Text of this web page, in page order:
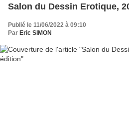
Salon du Dessin Erotique,
Publié le 11/06/2022 à 09:10
Par Eric SIMON